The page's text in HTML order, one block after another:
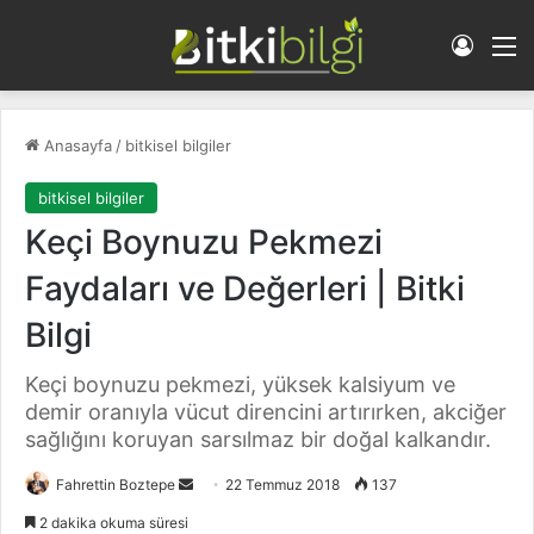
Giriş
Anasayfa / bitkisel bilgiler
bitkisel bilgiler
Keçi Boynuzu Pekmezi
Faydaları ve Değerleri | Bitki
Bilgi
Keçi boynuzu pekmezi, yüksek kalsiyum ve
demir oranıyla vücut direncini artırırken, akciğer
sağlığını koruyan sarsılmaz bir doğal kalkandır.
Fahrettin Boztepe 22 Temmuz 2018 137
2 dakika okuma süresi